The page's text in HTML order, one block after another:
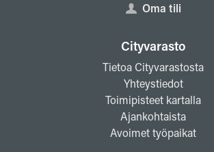
Oma tili
Cityvarasto
Tietoa Cityvarastosta
Yhteystiedot
Toimipisteet kartalla
Ajankohtaista
Avoimet työpaikat